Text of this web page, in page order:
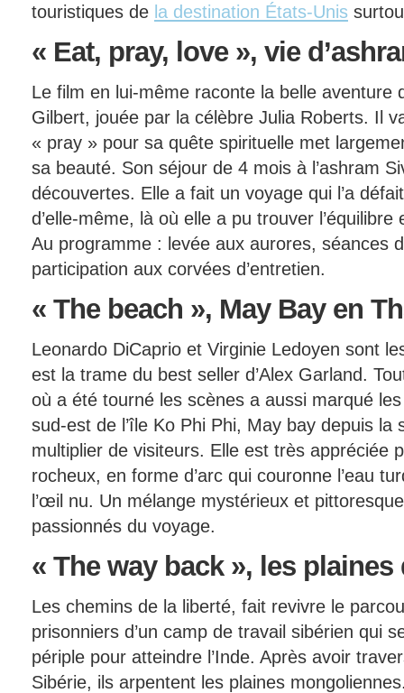
touristiques de la destination États-Unis
« Eat, pray, love », vie
Le film en lui-même raconte la belle aventure
Gilbert, jouée par la célèbre Julia Roberts. Il
« pray » pour sa quête spirituelle met
sa beauté. Son séjour de 4 mois à l’ashram
découvertes. Elle a fait un voyage qui l’a
d’elle-même, là où elle a pu trouver
Au programme : levée aux aurores, séances
participation aux corvées d’entretien.
« Thebeach », May Bay en
Leonardo DiCaprio et Virginie Ledoyen sont
est la trame du best seller d’Alex Garland.
où a été tourné les scènes a aussi marqué
sud-est de l’île Ko Phi Phi, May bay depuis la
multiplier de visiteurs. Elle est très appréciée
rocheux, en forme d’arc qui couronne l’eau
l’œil nu. Un mélange mystérieux et
passionnés du voyage.
« Theway back », les plaines
Les chemins de la liberté, fait revivre le
prisonniers d’un camp de travail sibérien qui
périple pour atteindre l’Inde. Après avoir
Sibérie, ils arpentent les plaines